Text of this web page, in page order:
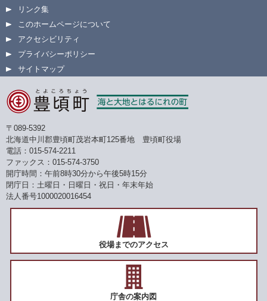
リンク集
このホームページについて
アクセシビリティ
プライバシーポリシー
サイトマップ
〒089-5392
北海道中川郡豊頃町茂岩本町125番地 豊頃町役場
電話：015-574-2211
ファックス：015-574-3750
開庁時間：午前8時30分から午後5時15分
閉庁日：土曜日・日曜日・祝日・年末年始
法人番号1000020016454
役場までのアクセス
庁舎の案内図